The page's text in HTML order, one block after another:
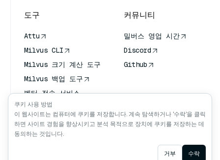
도구
Attu
Milvus CLI
Milvus 크기 계산 도구
Milvus 백업 도구
벡터 전송 서비스
(VTS)
딥 서처
클로드 컨텍스트
커뮤니티
밀버스 영업 시간
Discord
Github
Ask AI
쿠키 사용 방법
이 웹사이트는 컴퓨터에 쿠키를 저장합니다. 계속 탐색하거나 '수락'을 클릭
하면 사이트 경험을 향상시키고 분석 목적으로 장치에 쿠키를 저장하는 데
동의하는 것입니다.
거부 수락